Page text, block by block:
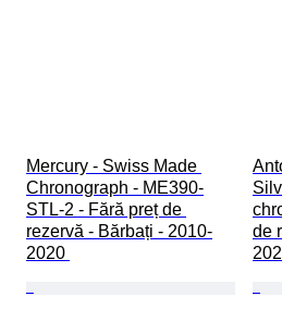
Mercury - Swiss Made
Chronograph - ME390-
STL-2 - Fără preț de
rezervă - Bărbați - 2010-
2020
de